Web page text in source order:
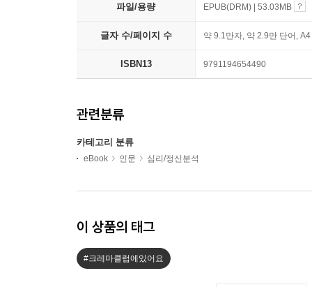
파일/용량 EPUB(DRM) | 53.03MB
글자 수/페이지 수 약 9.1만자, 약 2.9만 단어,
ISBN13 9791194654490
관련분류
카테고리 분류
eBook 인문 심리/정신분석
이 상품의 태그
#크레마클럽에있어요